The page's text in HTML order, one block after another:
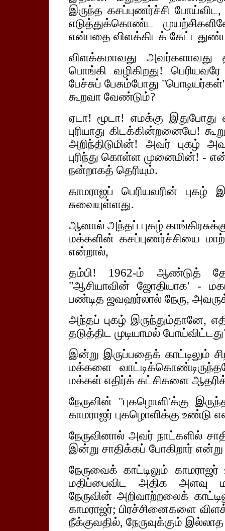
இருந்த கசப்புணர்ச்சி
எடுத்துக்கொண்ட
என்பதை விளக்கிடக்
விளக்கமாவது அவர்களாவது
பொங்கி வழிகிறது!
பேச்சுப் பேசும்போது
கூறவா வேண்டும்?
ஏடா! மூடா! எமக்கு இதுபோது
புரியாது கிடக்கின்றனையே!
அறிந்திடுமின்! அவர் புகழ்
புரிந்து கொள்ள முனைமின்! -
நன்றாகத் தெரியும்.
காமராஜப் பெரியவரின்
சுவையுள்ளது.
ஆனால் அந்தப் புகழ்
மக்களின் கசப்புணர்ச்சியை
என்றால்,
தம்பி! 1962-ம் ஆண்டுத்
"ஆசியாவின் ஜோதியாக' -
பண்டித ஜவஹர்லால் நேரு,
அந்தப் புகழ் இருந்தும்தானே,
தடுத்திட முடியாமல்
இன்று இருப்பதைக் காட்டிலும்
மக்களை
மக்கள் எதிர்க் கட்சிகளை
நேருவின் "புகழொளி'க்கு
காமராஜர் புகழொளிக்கு உண்டு
நேருவினால் அவர் நாட்களில்
இன்று சாதிக்கப் போகிறார்
நேருவைக் காட்டிலும்
மதிப்பைவிட அதிக அளவு
நேருவின் அறிவாற்றலைக்
காமராஜர்; பிரச்சினைகளை
நீக்குவதில், நேருவுக்கும்